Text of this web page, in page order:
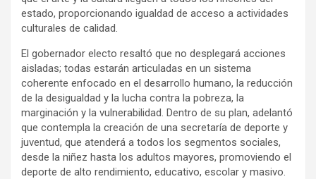
estado, proporcionando igualdad de acceso a actividades
culturales de calidad.
El gobernador electo resaltó que no desplegará acciones
aisladas; todas estarán articuladas en un sistema
coherente enfocado en el desarrollo humano, la reducción
de la desigualdad y la lucha contra la pobreza, la
marginación y la vulnerabilidad. Dentro de su plan, adelantó
que contempla la creación de una secretaría de deporte y
juventud, que atenderá a todos los segmentos sociales,
desde la niñez hasta los adultos mayores, promoviendo el
deporte de alto rendimiento, educativo, escolar y masivo.